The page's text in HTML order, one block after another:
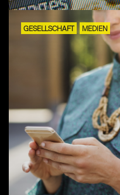
GESELLSCHAFT MEDIEN